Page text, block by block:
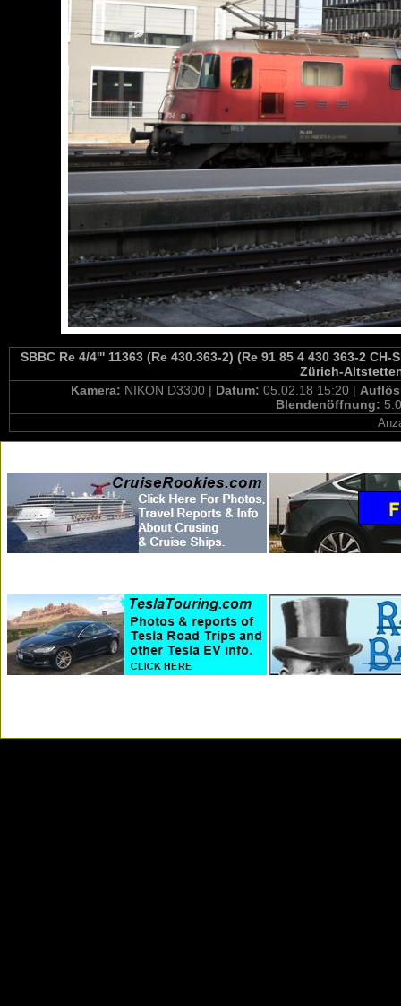
SBBC Re 4/4''' 11363 (Re 430.363-2) (Re 91 85 4 430 363-2
Zürich-
Kamera: NIKON D3300 | Datum: 05.02.18 15:20 |
Blendenöffnung: